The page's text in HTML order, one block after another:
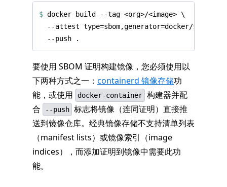
$ docker build --tag <org>/<image>
要使用 SBOM 证明构建镜像，您必须使用以
下两种方式之一： containerd 镜像存储功
能，或使用
docker-container 构建器并配
合
--push 标志将镜像（连同证明）直接推
送到镜像仓库。经典镜像存储不支持清单列表
（manifest lists）或镜像索引（image
indices），而添加证明到镜像中需要此功
能。